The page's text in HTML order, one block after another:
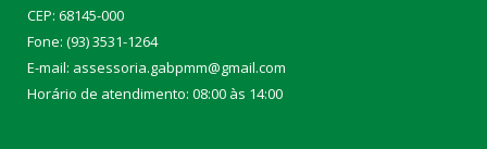
CEP: 68145-000
Fone: (93) 3531-1264
E-mail: assessoria.gabpmm@gmail.com
Horário de atendimento: 08:00 às 14:00